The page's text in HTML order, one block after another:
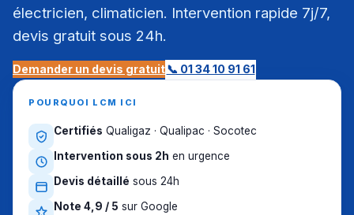
électricien, climaticien. Intervention rapide 7j/7,
devis gratuit sous 24h.
Demander un devis gratuit📞 01 34 10 91 61
POURQUOI LCM ICI
Certifiés Qualigaz · Qualipac · Socotec
Intervention sous 2h en urgence
Devis détaillé sous 24h
Note 4,9 / 5 sur Google